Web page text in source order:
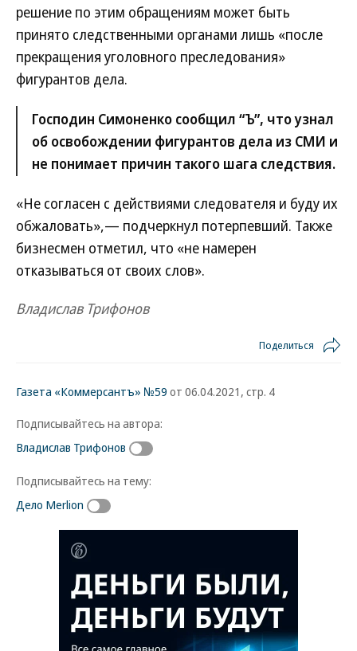
решение по этим обращениям может быть
принято следственными органами лишь «после
прекращения уголовного преследования»
фигурантов дела.
Господин Симоненко сообщил “Ъ”, что узнал
об освобождении фигурантов дела из СМИ и
не понимает причин такого шага следствия.
«Не согласен с действиями следователя и буду их
обжаловать»,— подчеркнул потерпевший. Также
бизнесмен отметил, что «не намерен
отказываться от своих слов».
Владислав Трифонов
Поделиться
Газета «Коммерсантъ» №59 от 06.04.2021, стр. 4
Подписывайтесь на автора:
Владислав Трифонов
Подписывайтесь на тему:
Дело Merlion